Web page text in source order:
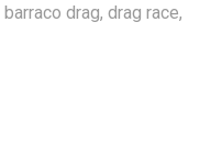
barraco drag, drag race,